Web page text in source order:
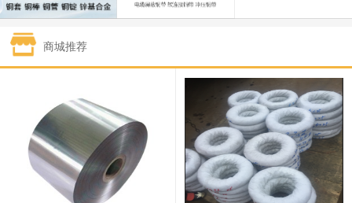
1#白银 15,100—15,110 15,105 -70
钯金
331,000 -10,000
89,000—95,000 92,000 1,000
2#锑 85,000—91,000 88,000 1,000
1#镁 17,000—18,000 17,500 0
商城推荐